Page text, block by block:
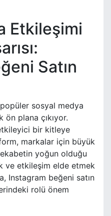
Etkileşimi
Satın
sosyal medya
plana çıkıyor.
bir kitleye
markalar için büyük
yoğun olduğu
ve etkileşim elde etmek
Instagram beğeni satın
rolü önem